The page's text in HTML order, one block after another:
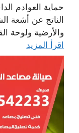
حماية العوادم
الناتج عن أشعة
والأرضية ولوحة
اقرأ المزيد